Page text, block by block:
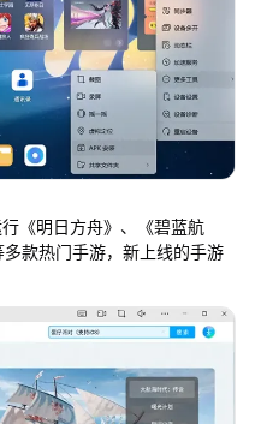
《明日方舟》、《碧蓝航
款热门手游，新上线的手游